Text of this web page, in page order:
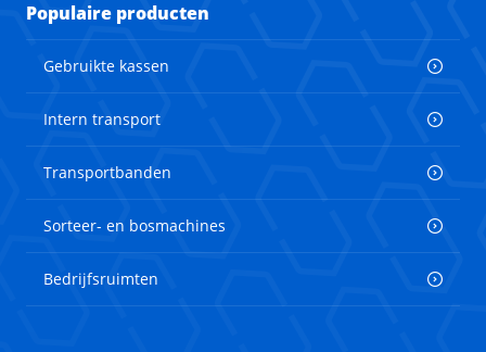
Populaire producten
Gebruikte kassen
Intern transport
Transportbanden
Sorteer- en bosmachines
Bedrijfsruimten